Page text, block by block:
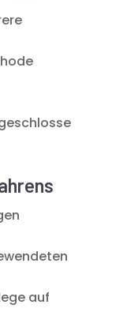
auf